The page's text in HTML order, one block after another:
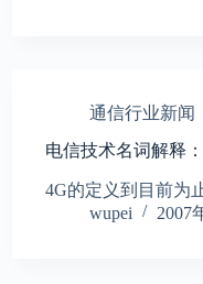
通信行业新闻
电信技术名词解释
4G的定义到目前为
wupei
2007